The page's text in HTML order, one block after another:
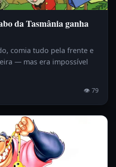
da Tasmânia ganha
comia tudo pela frente e
— mas era impossível
👁 79